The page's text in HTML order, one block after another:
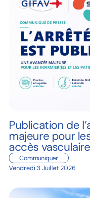
Publication de
majeure pour
accès vasculaire
Vendredi 3 Juillet 2026
Communiquer